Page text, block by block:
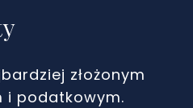
złożonym
i podatkowym.